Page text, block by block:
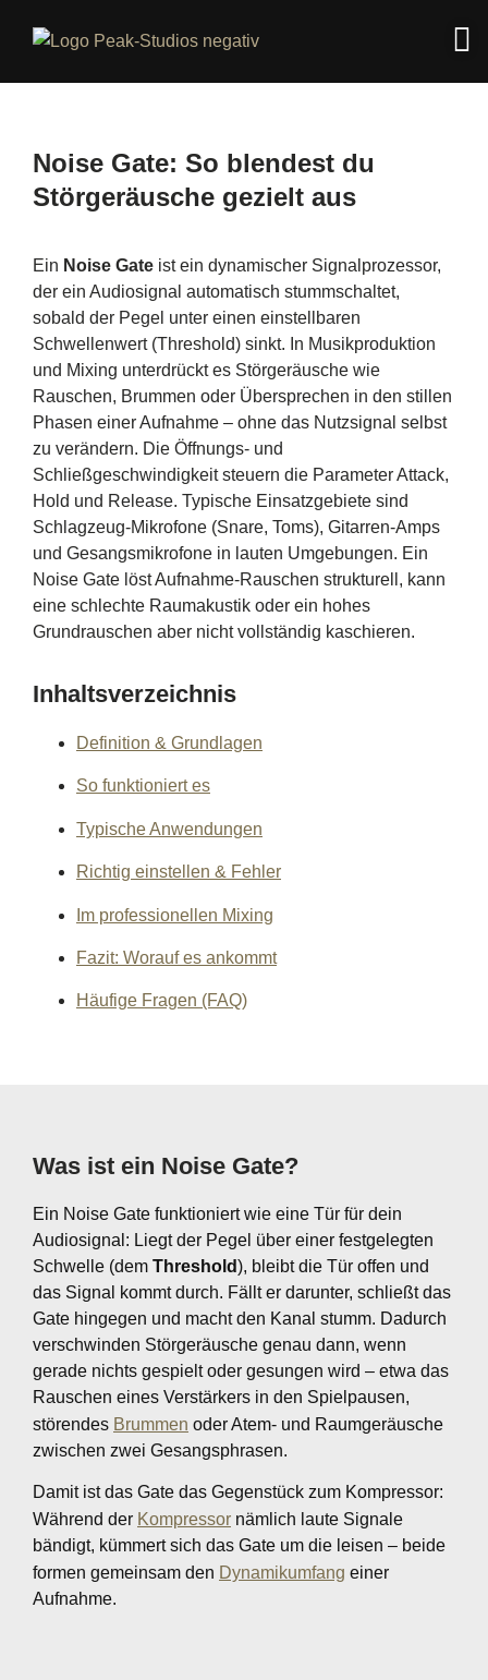
Noise Gate: So blendest du
Störgeräusche gezielt aus
Ein Noise Gate ist ein dynamischer Signalprozessor,
der ein Audiosignal automatisch stummschaltet,
sobald der Pegel unter einen einstellbaren
Schwellenwert (Threshold) sinkt. In Musikproduktion
und Mixing unterdrückt es Störgeräusche wie
Rauschen, Brummen oder Übersprechen in den stillen
Phasen einer Aufnahme – ohne das Nutzsignal selbst
zu verändern. Die Öffnungs- und
Schließgeschwindigkeit steuern die Parameter Attack,
Hold und Release. Typische Einsatzgebiete sind
Schlagzeug-Mikrofone (Snare, Toms), Gitarren-Amps
und Gesangsmikrofone in lauten Umgebungen. Ein
Noise Gate löst Aufnahme-Rauschen strukturell, kann
eine schlechte Raumakustik oder ein hohes
Grundrauschen aber nicht vollständig kaschieren.
Inhaltsverzeichnis
Definition & Grundlagen
So funktioniert es
Typische Anwendungen
Richtig einstellen & Fehler
Im professionellen Mixing
Fazit: Worauf es ankommt
Häufige Fragen (FAQ)
Was ist ein Noise Gate?
Ein Noise Gate funktioniert wie eine Tür für dein
Audiosignal: Liegt der Pegel über einer festgelegten
Schwelle (dem Threshold), bleibt die Tür offen und
das Signal kommt durch. Fällt er darunter, schließt das
Gate hingegen und macht den Kanal stumm. Dadurch
verschwinden Störgeräusche genau dann, wenn
gerade nichts gespielt oder gesungen wird – etwa das
Rauschen eines Verstärkers in den Spielpausen,
störendes Brummen oder Atem- und Raumgeräusche
zwischen zwei Gesangsphrasen.
Damit ist das Gate das Gegenstück zum Kompressor:
Während der Kompressor nämlich laute Signale
bändigt, kümmert sich das Gate um die leisen – beide
formen gemeinsam den Dynamikumfang einer
Aufnahme.